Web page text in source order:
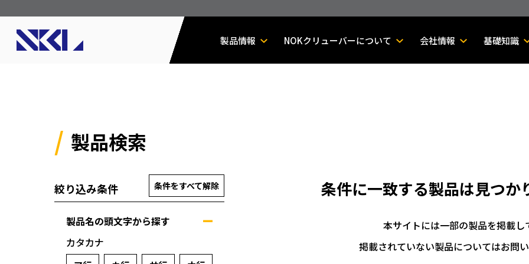
製品情報 NOKクリューバーについて 会社情報 基礎知識
製品検索
絞り込み条件 条件をすべて解除
製品名の頭文字から探す
カタカナ
条件に一致する製品は見つか
本サイトには一部の製品を掲載し
掲載されていない製品についてはお問